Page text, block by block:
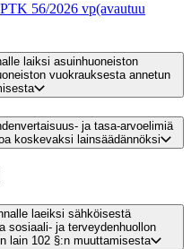
PTK 56/2026 vp(avautuu
laiksi asuinhuoneiston
vuokrauksesta annetun
ja tasa-arvoelimiä
koskevaksi lainsäädännöksi
laeiksi sähköisestä
sosiaali- ja terveydenhuollon
lain 102 §:n muuttamisesta